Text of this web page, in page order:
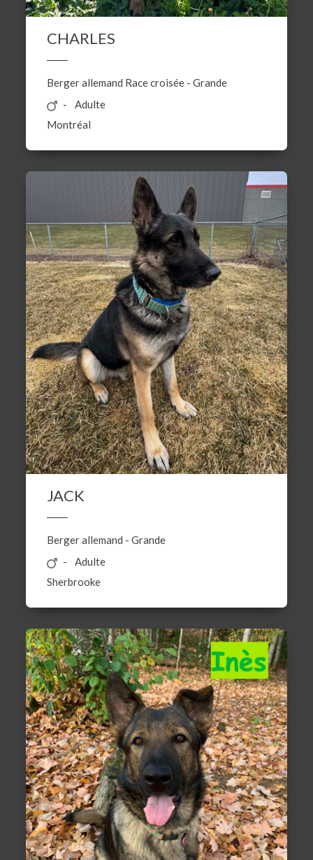
CHARLES
Berger allemand Race croisée -Grande
Adulte
Montréal
JACK
Berger allemand -Grande
Adulte
Sherbrooke